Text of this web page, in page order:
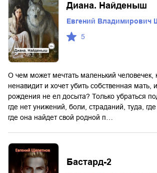
Диана. Найденыш
Евгений Владимирович
5
О чем может мечтать маленький человечек,
ненавидит и хочет убить собственная мать,
рождения не ел досыта? Только убраться
где нет унижений, боли, страданий, туда,
где она найдет свой родной п…
Бастард-2